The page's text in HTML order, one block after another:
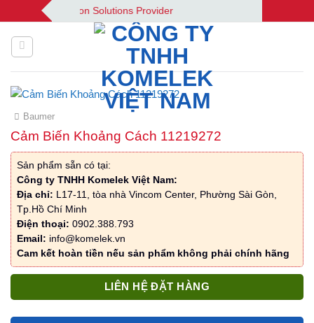
qua
nội
dung
Automation Solutions Provider
Baumer
Cảm Biến Khoảng Cách 11219272
Sản phẩm sẵn có tại:
Công ty TNHH Komelek Việt Nam:
Địa chỉ: L17-11, tòa nhà Vincom Center, Phường Sài Gòn,
Tp.Hồ Chí Minh
Điện thoại: 0902.388.793
Email: info@komelek.vn
Cam kết hoàn tiền nếu sản phẩm không phải chính hãng
LIÊN HỆ ĐẶT HÀNG